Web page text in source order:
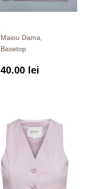
Maiou Dama,
Basetop
40.00 lei